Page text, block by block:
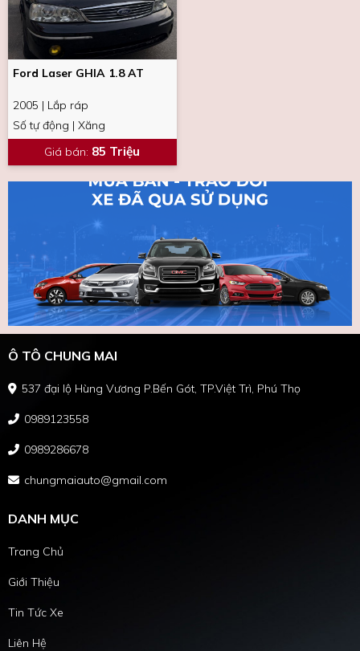
Ford Laser GHIA 1.8 AT
2005 | Lắp ráp
Số tự động | Xăng
Giá bán: 85 Triệu
Ô TÔ CHUNG MAI
537 đại lộ Hùng Vương P.Bến Gót, TP.Việt Trì, Phú Thọ
0989123558
0989286678
chungmaiauto@gmail.com
DANH MỤC
Trang Chủ
Giới Thiệu
Tin Tức Xe
Liên Hệ